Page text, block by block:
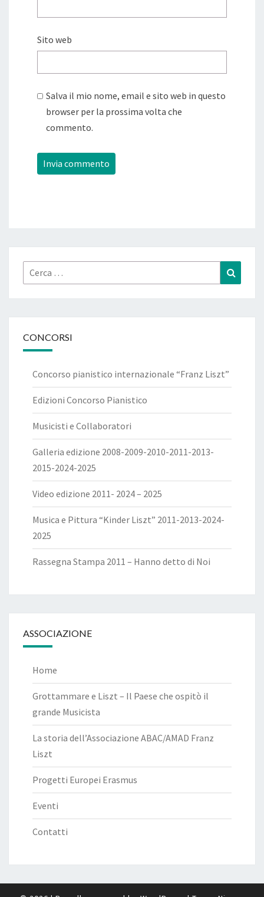
Sito web
Salva il mio nome, email e sito web in questo
browser per la prossima volta che
commento.
Cerca:
CONCORSI
Concorso pianistico internazionale “Franz Liszt”
Edizioni Concorso Pianistico
Musicisti e Collaboratori
Galleria edizione 2008-2009-2010-2011-2013-
2015-2024-2025
Video edizione 2011- 2024 – 2025
Musica e Pittura “Kinder Liszt” 2011-2013-2024-
2025
Rassegna Stampa 2011 – Hanno detto di Noi
ASSOCIAZIONE
Home
Grottammare e Liszt – Il Paese che ospitò il
grande Musicista
La storia dell’Associazione ABAC/AMAD Franz
Liszt
Progetti Europei Erasmus
Eventi
Contatti